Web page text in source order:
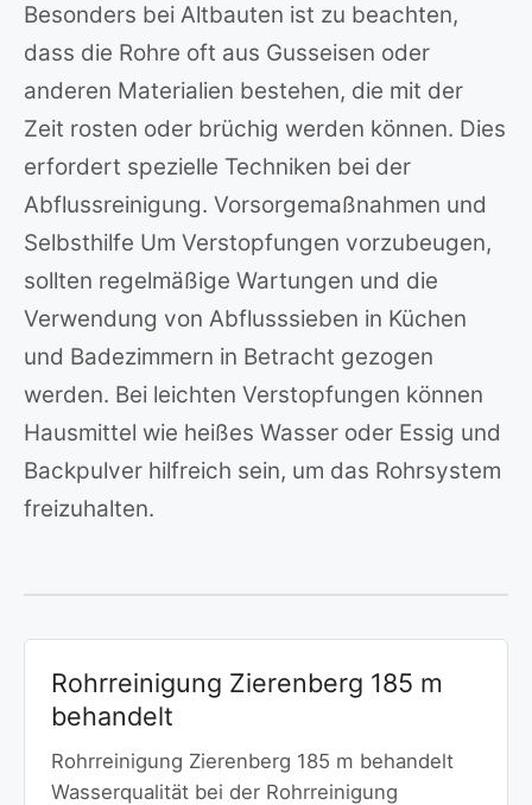
Besonders bei Altbauten ist zu beachten,
dass die Rohre oft aus Gusseisen oder
anderen Materialien bestehen, die mit der
Zeit rosten oder brüchig werden können. Dies
erfordert spezielle Techniken bei der
Abflussreinigung. Vorsorgemaßnahmen und
Selbsthilfe Um Verstopfungen vorzubeugen,
sollten regelmäßige Wartungen und die
Verwendung von Abflusssieben in Küchen
und Badezimmern in Betracht gezogen
werden. Bei leichten Verstopfungen können
Hausmittel wie heißes Wasser oder Essig und
Backpulver hilfreich sein, um das Rohrsystem
freizuhalten.
Rohrreinigung Zierenberg 185 m
behandelt
Rohrreinigung Zierenberg 185 m behandelt
Wasserqualität bei der Rohrreinigung